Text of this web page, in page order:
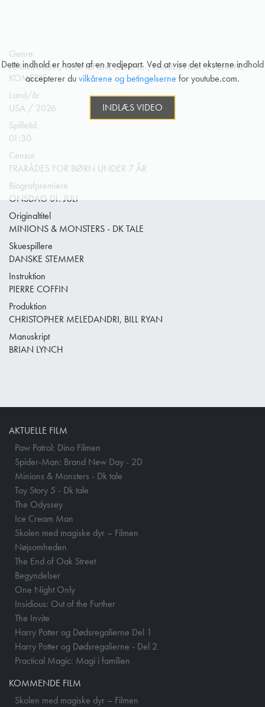
Dette indhold er hostet af en tredjepart. Ved at vise det eksterne indhold
accepterer duvilkårene og betingelserne for youtube.com.
INDLÆS VIDEO
Genre
ANIMATION/TEGNEFILM, BØRNE-/FAMILIEFILM, EVENTYR,
KOMEDIE
Land/år
USA / 2026
Spilletid
01:30
Censur
FRARÅDES FOR BØRN UNDER 7 ÅR
Biografpremiere
ONSDAG 01. JULI
Originaltitel
MINIONS & MONSTERS - DK TALE
Skuespillere
DANSKE STEMMER
Instruktion
PIERRE COFFIN
Produktion
CHRISTOPHER MELEDANDRI, BILL RYAN
Manuskript
BRIAN LYNCH
AKTUELLE FILM
Paw Patrol: Dino Filmen
Spider-Man: Brand New Day - 2D
Minions & Monsters - Dk tale
Toy Story 5 - Dk tale
The Odyssey
Ice Cream Man
Skolen med magiske dyr – Filmen
Nøjsomheden
The End of Oak Street
Begyndelser
One Night Only
Insidious: Out of the Further
The Invite
Harry Potter og Dødsregalierne Del 1
Harry Potter og Dødsregalierne - Del 2
Practical Magic: Magi i familien
KOMMENDE FILM
Skolen med magiske dyr – Filmen